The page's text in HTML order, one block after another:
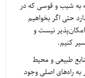
به شیب و قوسی که در
حتی اگر بخواهیم
نیست و
کنیم.
طبیعی و محیط
به راه‌های اصلی وجود